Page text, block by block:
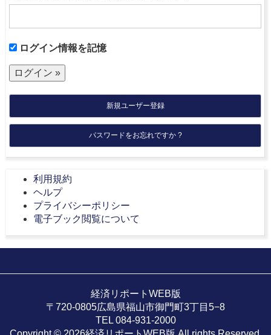
ログイン情報を記憶
新規ユーザー登録
パスワードをお忘れですか ?
利用規約
ヘルプ
プライバシーポリシー
電子ブック閲覧について
経済リポートWEB版
〒720-0805広島県福山市御門町3丁目5−8
TEL 084-931-2000